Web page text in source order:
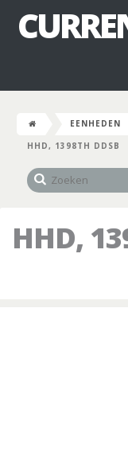
EENHEDEN
HHD, 1398TH DDSB
HHD,